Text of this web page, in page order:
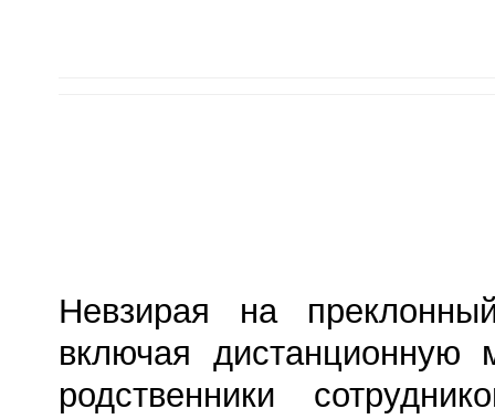
Невзирая на
включая дистанционную
родственники